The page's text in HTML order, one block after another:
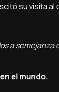
su visita
a semejanza
el mundo.